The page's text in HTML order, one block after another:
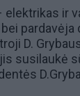
elektrikas ir
pardavėja
D.
susilaukė